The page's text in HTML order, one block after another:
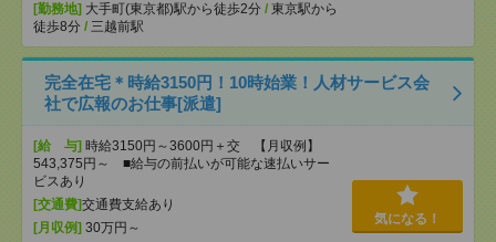
[勤務地] 大手町(東京都)駅から徒歩2分 / 東京駅から
徒歩8分 / 三越前駅
完全在宅＊時給3150円！10時始業！人材サービス会
社で広報のお仕事[派遣]
[給 与] 時給3150円～3600円＋交 【月収例】
543,375円～ ■給与の前払いが可能な速払いサー
ビスあり
[交通費]交通費支給あり
[月収例] 30万円～
気になる！